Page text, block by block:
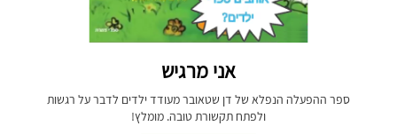
אני מרגיש
ספר ההפעלה הנפלא של דן שטאובר מעודד ילדים לדבר על רגשות
ולפתח תקשורת טובה. מומלץ!